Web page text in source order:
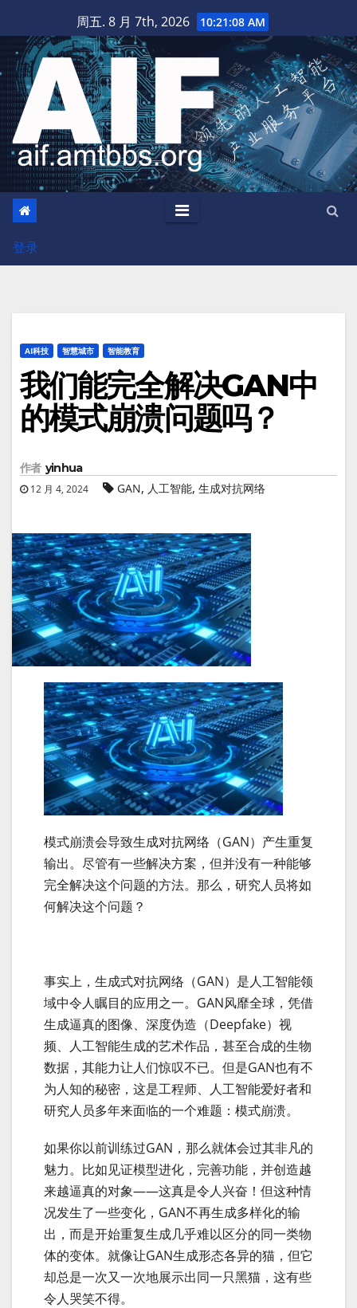
至
内
容
周五. 8 月 7th, 2026 10:21:09 AM
登录
AI科技 智慧城市 智能教育
我们能完全解决GAN中
的模式崩溃问题吗？
作者 yinhua
12 月 4, 2024 GAN, 人工智能, 生成对抗网络
模式崩溃会导致生成对抗网络（GAN）产生重复
输出。尽管有一些解决方案，但并没有一种能够
完全解决这个问题的方法。那么，研究人员将如
何解决这个问题？
事实上，生成式对抗网络（GAN）是人工智能领
域中令人瞩目的应用之一。GAN风靡全球，凭借
生成逼真的图像、深度伪造（Deepfake）视
频、人工智能生成的艺术作品，甚至合成的生物
数据，其能力让人们惊叹不已。但是GAN也有不
为人知的秘密，这是工程师、人工智能爱好者和
研究人员多年来面临的一个难题：模式崩溃。
如果你以前训练过GAN，那么就体会过其非凡的
魅力。比如见证模型进化，完善功能，并创造越
来越逼真的对象——这真是令人兴奋！但这种情
况发生了一些变化，GAN不再生成多样化的输
出，而是开始重复生成几乎难以区分的同一类物
体的变体。就像让GAN生成形态各异的猫，但它
却总是一次又一次地展示出同一只黑猫，这有些
令人哭笑不得。